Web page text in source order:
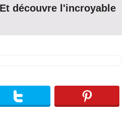
découvre l'incroyable